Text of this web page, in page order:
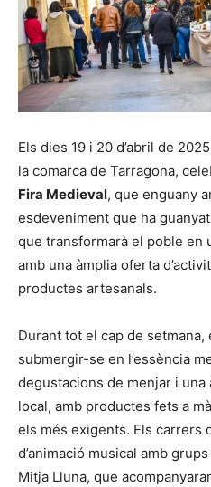
Els dies 19 i 20 d’abril de
la comarca de Tarragona,
Fira Medieval, que enguany
esdeveniment que ha
que transformarà el poble en
amb una àmplia oferta
productes artesanals.
Durant tot el cap de
submergir-se en l’essència
degustacions de menjar i una
local, amb productes fets a
els més exigents. Els carrers
d’animació musical amb
Mitja Lluna, que